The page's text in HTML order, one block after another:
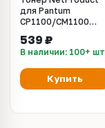
для Pantum
CP1100/CM1100
банка
539 ₽
В наличии: 100+ шт
Купить